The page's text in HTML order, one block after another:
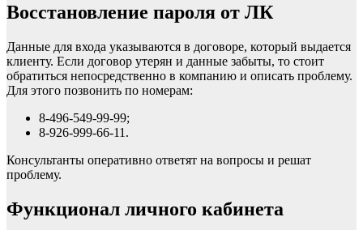
Восстановление пароля от ЛК
Данные для входа указываются в договоре, который выдается
клиенту. Если договор утерян и данные забыты, то стоит
обратиться непосредственно в компанию и описать проблему.
Для этого позвонить по номерам:
8-496-549-99-99;
8-926-999-66-11.
Консультанты оперативно ответят на вопросы и решат
проблему.
Функционал личного кабинета